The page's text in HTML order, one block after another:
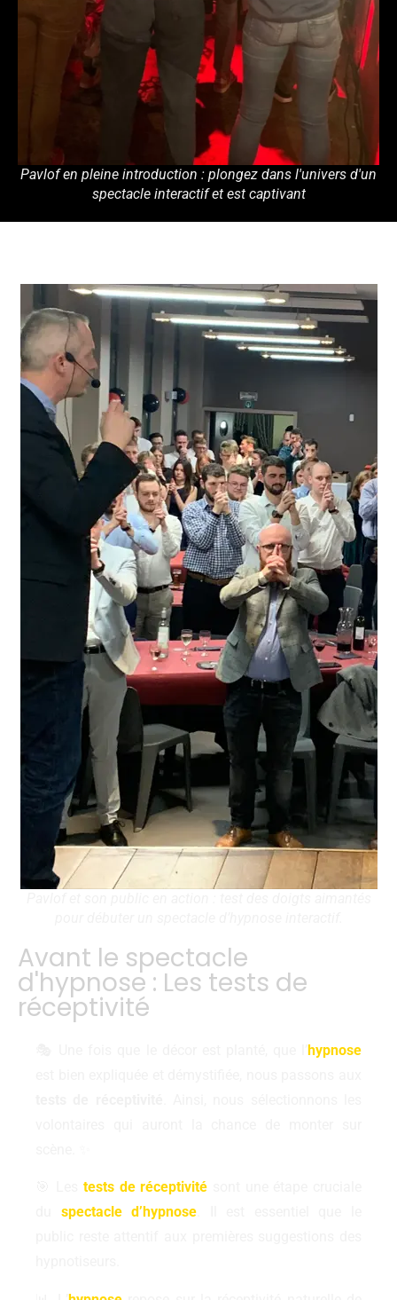
Pavlof en pleine introduction : plongez dans l'univers d'un
spectacle interactif et est captivant
Avant le spectacle
d'hypnose : Les tests de
réceptivité
hypnose
tests de réceptivité
spectacle d’hypnose